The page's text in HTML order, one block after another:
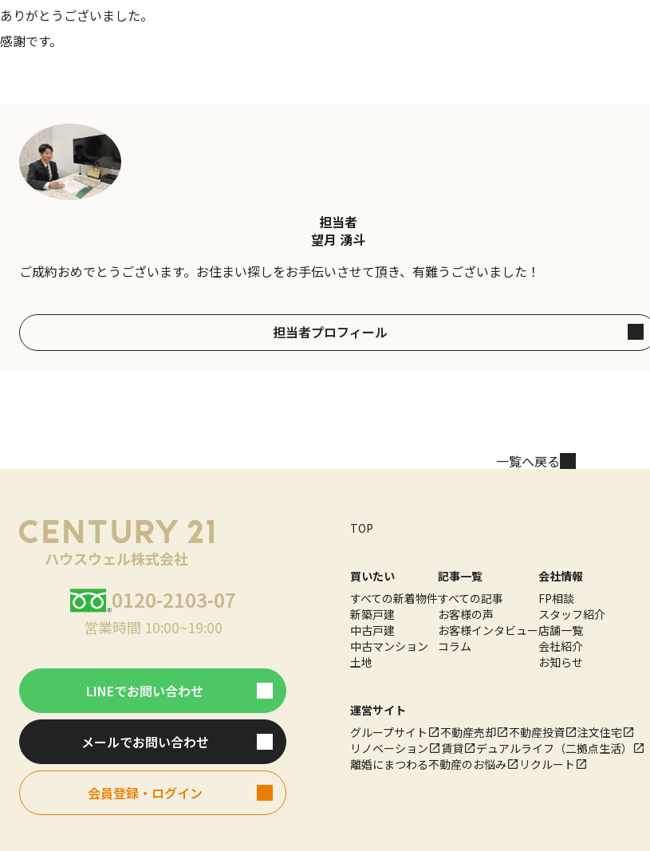
ありがとうございました。
感謝です。
担当者
望月 湧斗
ご成約おめでとうございます。お住まい探しをお手伝いさせて頂き、有難うございました！
担当者プロフィール
一覧へ戻る
0120-2103-07
営業時間 10:00~19:00
LINEでお問い合わせ
メールでお問い合わせ
会員登録・ログイン
TOP
買いたい
すべての新着物件
新築戸建
中古戸建
中古マンション
土地
記事一覧
すべての記事
お客様の声
お客様インタビュー
コラム
会社情報
FP相談
スタッフ紹介
店舗一覧
会社紹介
お知らせ
運営サイト
グループサイト
不動産売却 不動産投資
注文住宅
リノベーション
賃貸
デュアルライフ（二拠点生活）
離婚にまつわる不動産のお悩み
リクルート